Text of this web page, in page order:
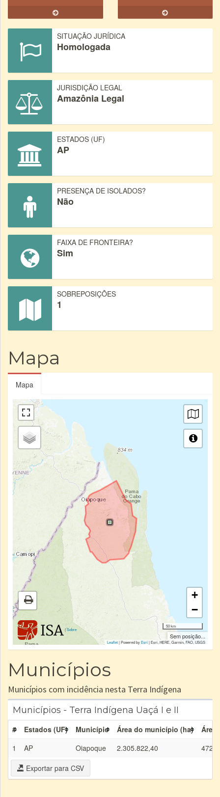
SITUAÇÃO JURÍDICA
Homologada
JURISDIÇÃO LEGAL
Amazônia Legal
ESTADOS (UF)
AP
PRESENÇA DE ISOLADOS?
Não
FAIXA DE FRONTEIRA?
Sim
SOBREPOSIÇÕES
1
Mapa
Mapa
|Sobre
+
−
50 km
Sem posição...
Leaflet| Powered byEsri|Esri, HERE, Garmin, FAO, USGS
Municípios
Municípios com incidência nesta Terra Indígena
Municípios - Terra Indígena Uaçá I e II
# Estados (UF) Município Área do município (ha)
Área
1
AP Oiapoque 2.305.822,40
Exportar para CSV